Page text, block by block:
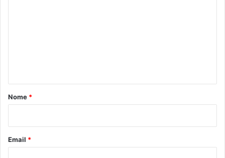
u
a
o
Nome *
Email *